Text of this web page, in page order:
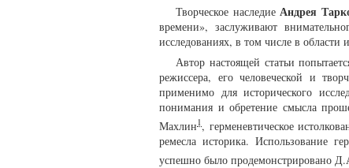
Творческое наследиеАндрея
времени», заслуживают
исследованиях, в том числе в области
Автор настоящей статьи
режиссера, его человеческой и
применимо для исторического
понимания и обретение смысла
Махлин1, герменевтическое
ремесла историка. Использование
успешно было продемонстрировано